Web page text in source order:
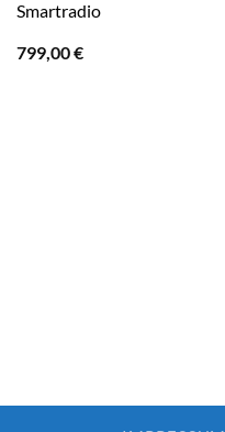
Smartradio
799,00€